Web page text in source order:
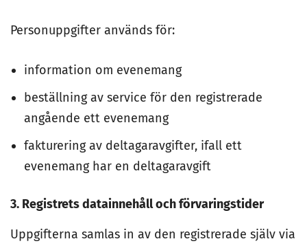
Personuppgifter används för:
information om evenemang
beställning av service för den registrerade
angående ett evenemang
fakturering av deltagaravgifter, ifall ett
evenemang har en deltagaravgift
3. Registrets datainnehåll och förvaringstider
Uppgifterna samlas in av den registrerade själv via